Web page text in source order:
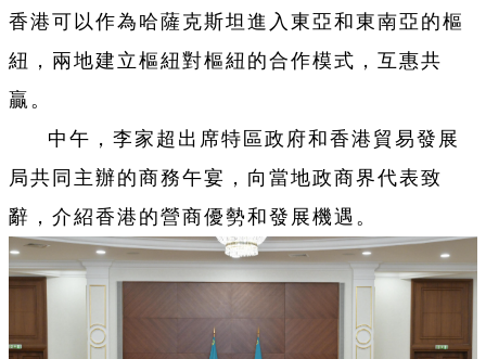
香港可以作為哈薩克斯坦進入東亞和東南亞的樞
紐，兩地建立樞紐對樞紐的合作模式，互惠共
贏。
中午，李家超出席特區政府和香港貿易發展
局共同主辦的商務午宴，向當地政商界代表致
辭，介紹香港的營商優勢和發展機遇。